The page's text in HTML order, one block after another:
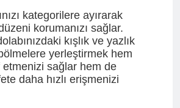
kategorilere ayırarak
korumanızı sağlar.
kışlık ve yazlık
yerleştirmek hem
sağlar hem de
daha hızlı erişmenizi